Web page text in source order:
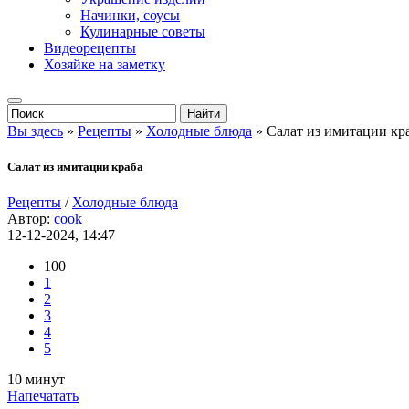
Начинки, соусы
Кулинарные советы
Видеорецепты
Хозяйке на заметку
Вы здесь » Рецепты » Холодные блюда » Салат из имитации
Салат из имитации краба
Рецепты / Холодные блюда
Автор: cook
12-12-2024, 14:47
100
1
2
3
4
5
10 минут
Напечатать